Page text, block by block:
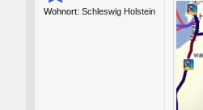
Wohnort: Schleswig Holstein